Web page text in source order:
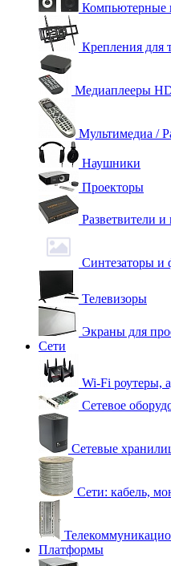
Компьютерные
Крепления для
Медиаплееры
Мультимедиа /
Наушники
Проекторы
Разветвители и
Синтезаторы и
Телевизоры
Экраны для
Сети
Wi-Fi роутеры,
Сетевое
Сетевые
Сети: кабель,
Платформы